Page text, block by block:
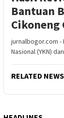
Bantuan
Cikoneng
jurnalbogor.com -
Nasional (YKN)
RELATED NEWS